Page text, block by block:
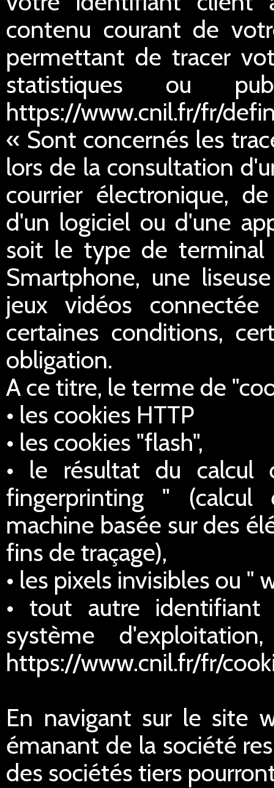
contenu courant de
permettant de tracer
statistiques ou
https://www.cnil.fr/fr/
« Sont concernés les
lors de la consultation
courrier électronique,
d'un logiciel ou d'une
soit le type de terminal
Smartphone, une
jeux vidéos
certaines conditions,
obligation.
A ce titre, le terme de
• les cookies HTTP
• les cookies "flash",
• le résultat du calcul
fingerprinting "
machine basée sur des
fins de traçage),
• les pixels invisibles ou "
• tout autre
système
https://www.cnil.fr/fr/
En navigant sur le site
émanant de la société
des sociétés tiers